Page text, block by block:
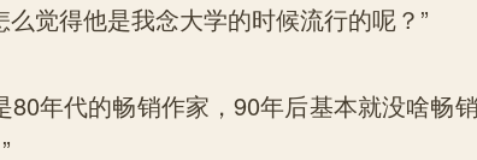
觉得他是我念大学的时候流行的呢？”
年代的畅销作家，90年后基本就没啥畅